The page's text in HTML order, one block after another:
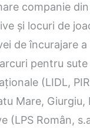
companie
şi locuri de
de încurajare a
pentru
(LIDL,
Mare,
(LPS Român,